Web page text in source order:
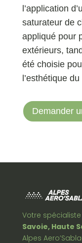
l’application
saturateur de
appliqué pour
extérieurs,
été choisie
l’esthétique
Demander
Votre spécialiste
Savoie, Haute
Alpes